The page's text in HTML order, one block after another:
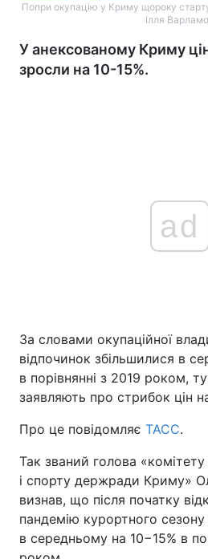
Попри окупацію у Криму щороку
Ілля
У анексованому Криму
зросли на 10-15%.
ad
За словами окупаційної
відпочинок збільшилися в
в порівнянні з 2019 роком,
заявляють про стрибок цін
Про це повідомляє ТАСС.
Так званий голова
і спорту держради Криму»
визнав, що після початку
пандемію курортного сезону
в середньому на 10−15% в